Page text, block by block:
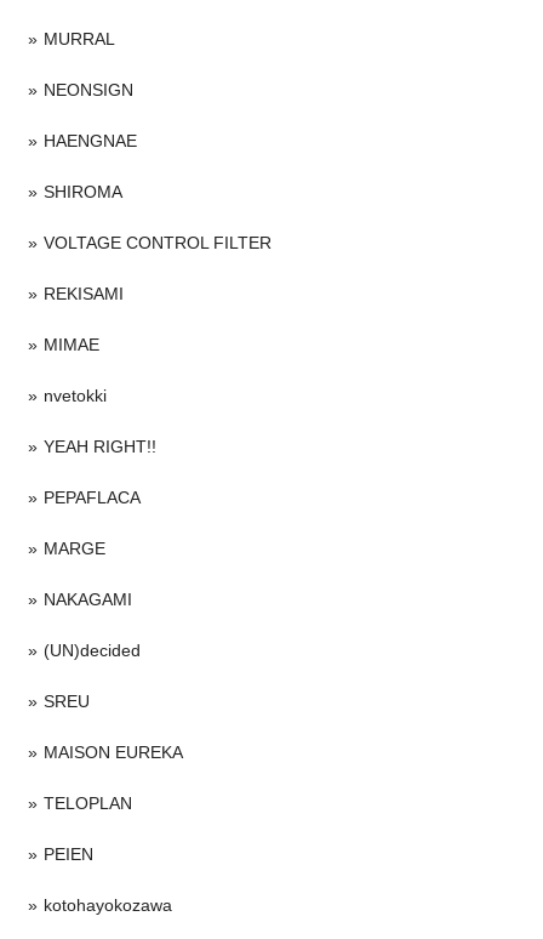
MURRAL
NEONSIGN
HAENGNAE
SHIROMA
VOLTAGE CONTROL FILTER
REKISAMI
MIMAE
nvetokki
YEAH RIGHT!!
PEPAFLACA
MARGE
NAKAGAMI
(UN)decided
SREU
MAISON EUREKA
TELOPLAN
PEIEN
kotohayokozawa